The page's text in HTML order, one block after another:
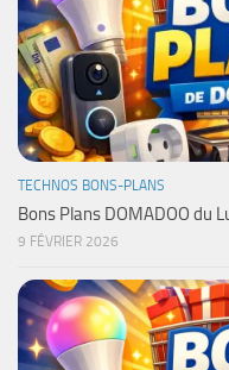
TECHNOS BONS-PLANS
Bons Plans DOMADOO du
9 FÉVRIER 2026